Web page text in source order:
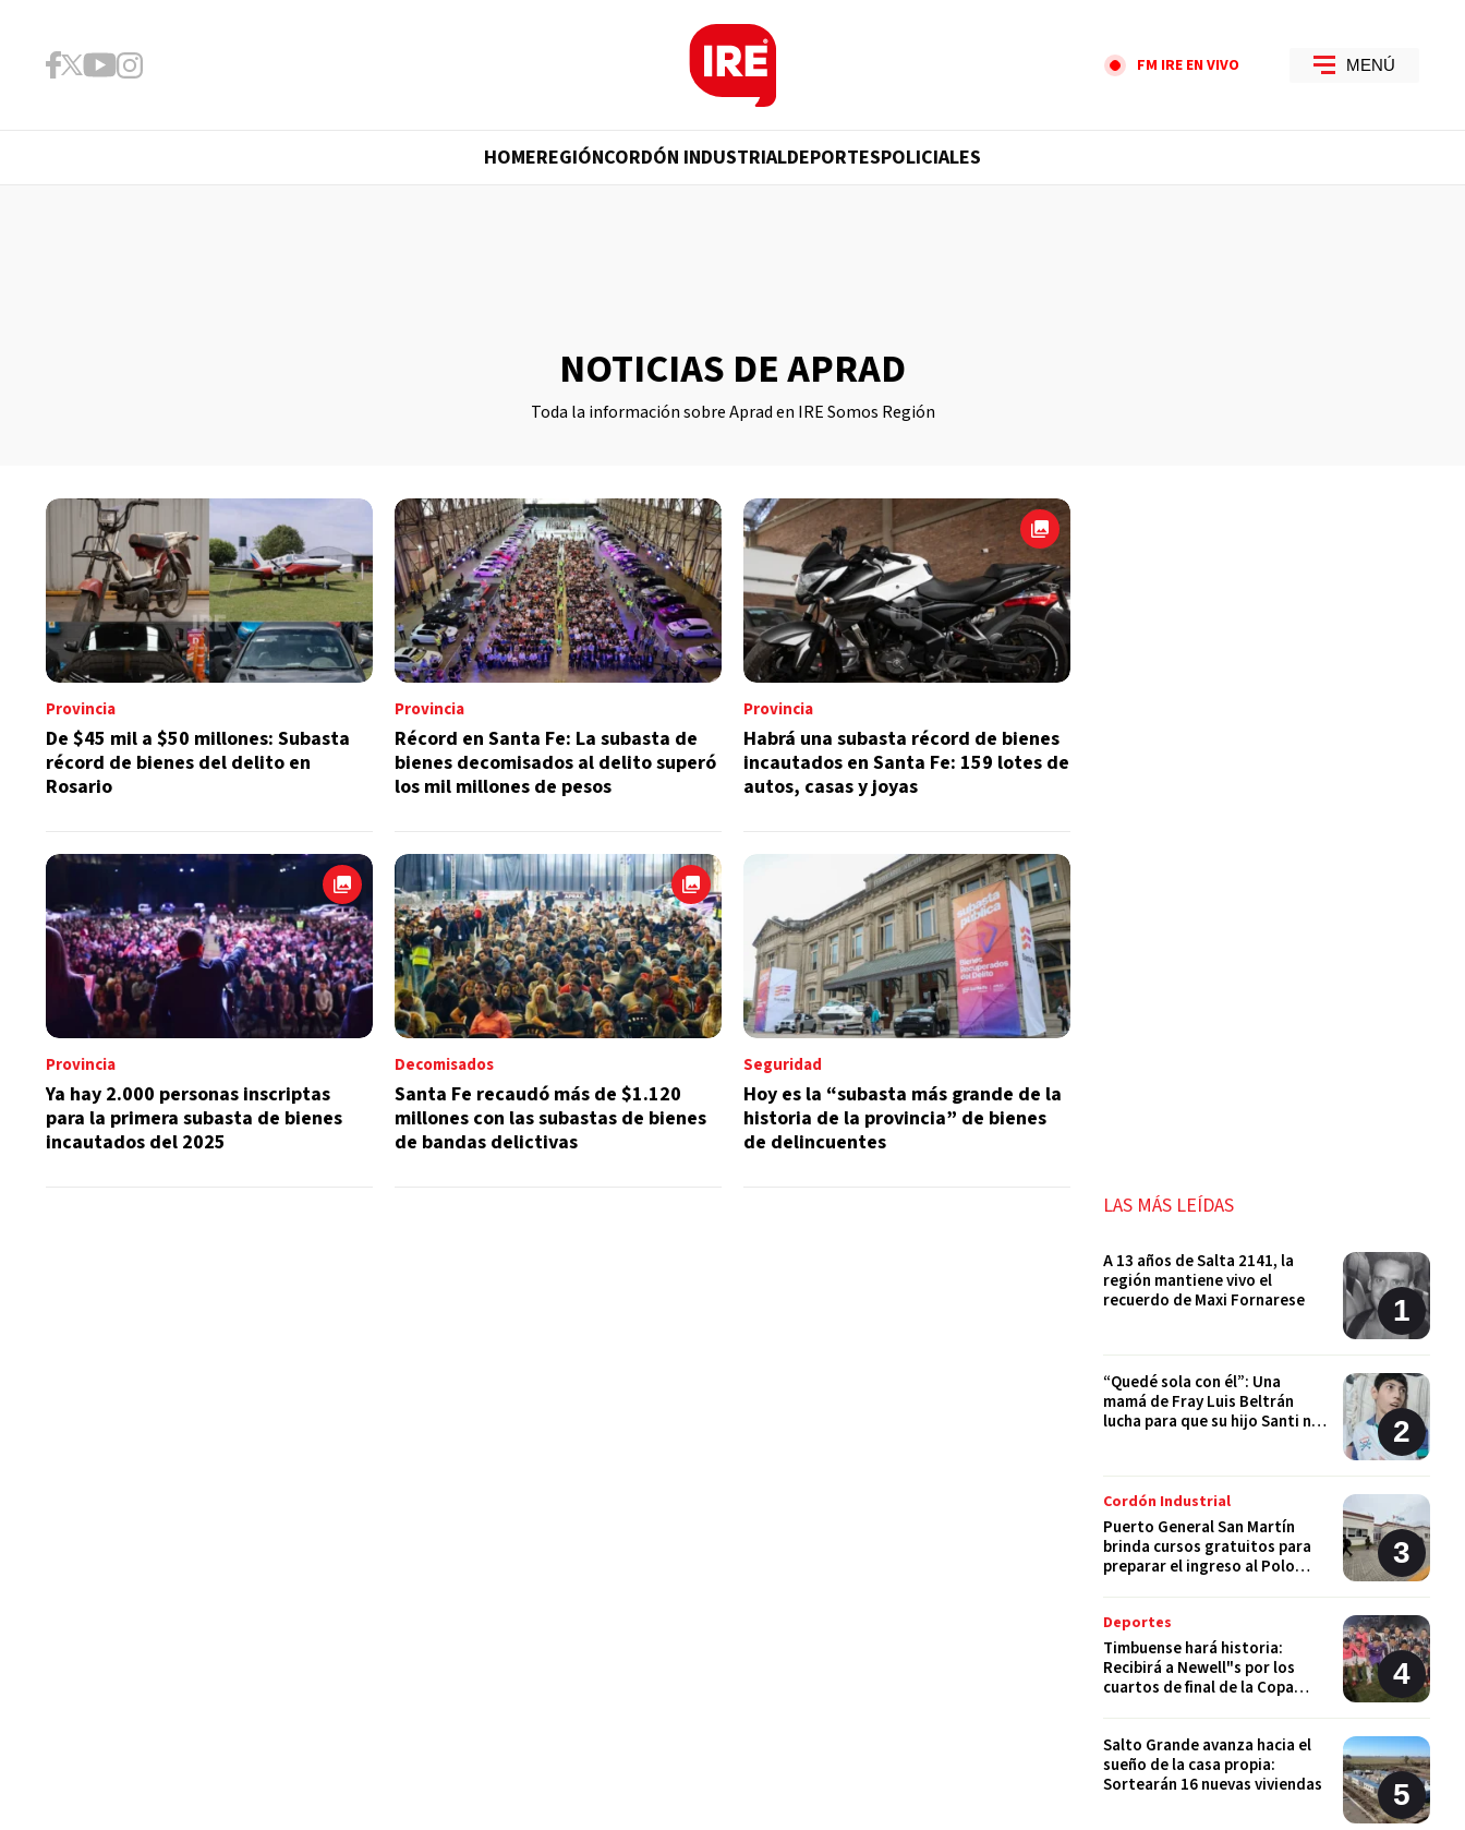
FM IRE EN VIVO MENÚ
HOMEREGIÓNCORDÓN INDUSTRIALDEPORTESPOLICIALES
NOTICIAS DE APRAD
Toda la información sobre Aprad en IRE Somos Región
Provincia
De $45 mil a $50 millones: Subasta
récord de bienes del delito en
Rosario
Provincia
Récord en Santa Fe: La subasta de
bienes decomisados al delito superó
los mil millones de pesos
Provincia
Habrá una subasta récord de bienes
incautados en Santa Fe: 159 lotes de
autos, casas y joyas
Provincia
Ya hay 2.000 personas inscriptas
para la primera subasta de bienes
incautados del 2025
Decomisados
Santa Fe recaudó más de $1.120
millones con las subastas de bienes
de bandas delictivas
Seguridad
Hoy es la “subasta más grande de la
historia de la provincia” de bienes
de delincuentes
LAS MÁS LEÍDAS
A 13 años de Salta 2141, la
región mantiene vivo el
recuerdo de Maxi Fornarese
“Quedé sola con él”: Una
mamá de Fray Luis Beltrán
lucha para que su hijo Santi no
Cordón Industrial
Puerto General San Martín
brinda cursos gratuitos para
preparar el ingreso al Polo
Deportes
Timbuense hará historia:
Recibirá a Newell"s por los
cuartos de final de la Copa
Salto Grande avanza hacia el
sueño de la casa propia:
Sortearán 16 nuevas viviendas